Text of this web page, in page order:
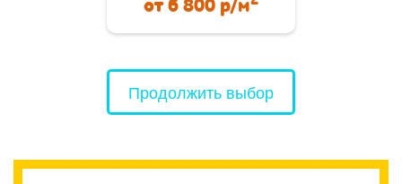
от6 800 р/м
Продолжить выбор